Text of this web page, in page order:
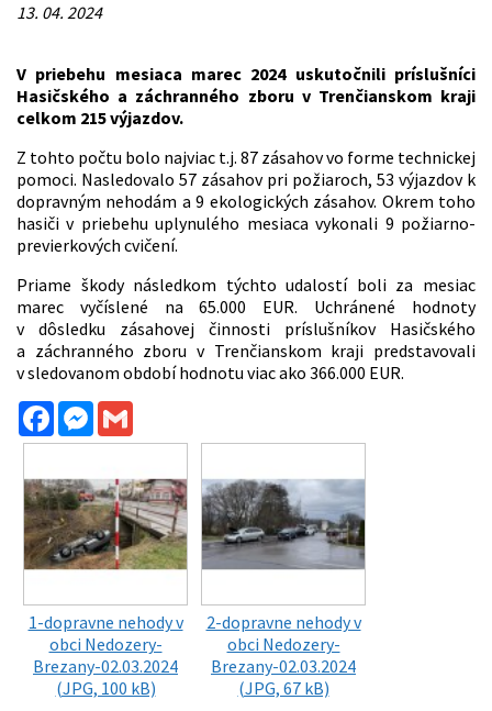
13. 04. 2024
V priebehu mesiaca marec 2024 uskutočnili príslušníci
Hasičského a záchranného zboru v Trenčianskom kraji
celkom 215 výjazdov.
Z tohto počtu bolo najviac t.j. 87 zásahov vo forme technickej
pomoci. Nasledovalo 57 zásahov pri požiaroch, 53 výjazdov k
dopravným nehodám a 9 ekologických zásahov. Okrem toho
hasiči v priebehu uplynulého mesiaca vykonali 9 požiarno-
previerkových cvičení.
Priame škody následkom týchto udalostí boli za mesiac
marec vyčíslené na 65.000 EUR. Uchránené hodnoty
v dôsledku zásahovej činnosti príslušníkov Hasičského
a záchranného zboru v Trenčianskom kraji predstavovali
v sledovanom období hodnotu viac ako 366.000 EUR.
FacebookMessenger
1-dopravne nehody v
obci Nedozery-
Brezany-02.03.2024
(JPG, 100 kB)
2-dopravne nehody v
obci Nedozery-
Brezany-02.03.2024
(JPG, 67 kB)